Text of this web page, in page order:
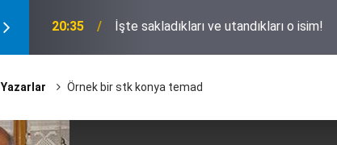
20:35 İşte sakladıkları ve utandıkları o isim!
Yazarlar Örnek bir stk konya temad